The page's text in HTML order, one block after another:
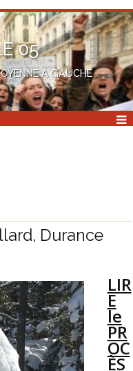
05
A GAUCHE
Durance
LIR
E
le
PR
OC
ÈS